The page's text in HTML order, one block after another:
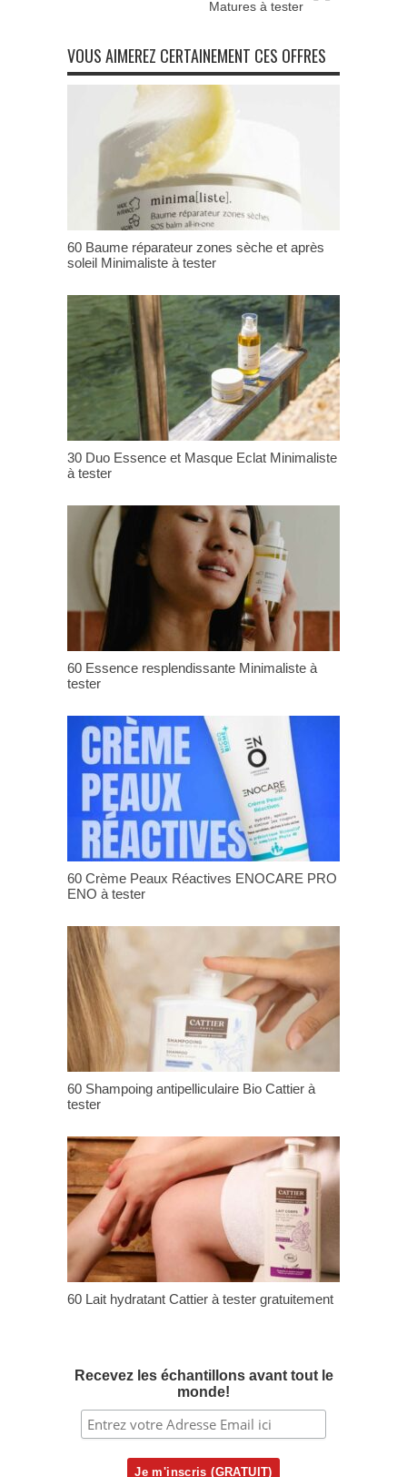
Matures à tester
VOUS AIMEREZ CERTAINEMENT CES OFFRES
60 Baume réparateur zones sèche et après
soleil Minimaliste à tester
30 Duo Essence et Masque Eclat Minimaliste
à tester
60 Essence resplendissante Minimaliste à
tester
60 Crème Peaux Réactives ENOCARE PRO
ENO à tester
60 Shampoing antipelliculaire Bio Cattier à
tester
60 Lait hydratant Cattier à tester gratuitement
Recevez les échantillons avant tout le
monde!